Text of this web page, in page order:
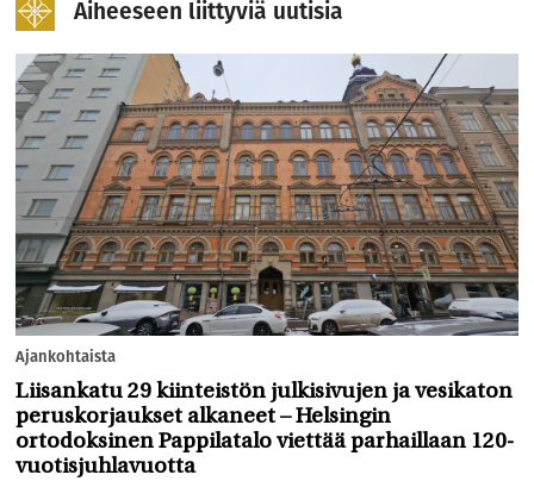
Aiheeseen liittyviä uutisia
Ajankohtaista
Liisankatu 29 kiinteistön julkisivujen ja vesikaton
peruskorjaukset alkaneet – Helsingin
ortodoksinen Pappilatalo viettää parhaillaan 120-
vuotisjuhlavuotta